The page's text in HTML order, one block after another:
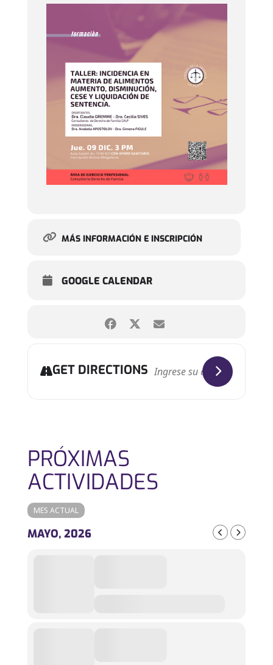
MÁS INFORMACIÓN E INSCRIPCIÓN
GOOGLE CALENDAR
GET DIRECTIONS
PRÓXIMAS
ACTIVIDADES
MES ACTUAL
MAYO, 2026